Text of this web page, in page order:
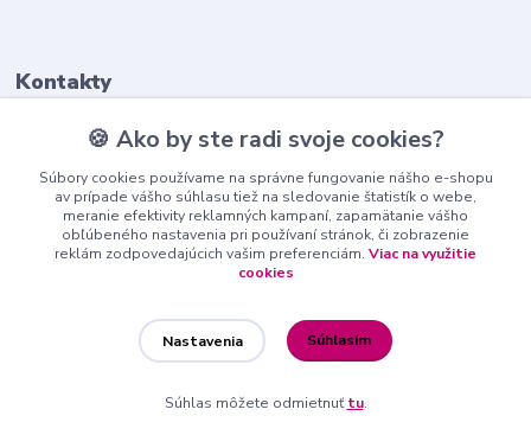
Kontakty
+421911 569 017
(Po-Pia, 8-16 hod.)
info@nndecor.sk
Vytvorené na
Eshop-rychlo.sk
🍪 Ako by ste radi svoje cookies?
Súbory cookies používame na správne fungovanie nášho e-shopu
av prípade vášho súhlasu tiež na sledovanie štatistík o webe,
meranie efektivity reklamných kampaní, zapamätanie vášho
obľúbeného nastavenia pri používaní stránok, či zobrazenie
reklám zodpovedajúcich vašim preferenciám. Viac na využitie
cookies
Nastavenia Súhlasím
Súhlas môžete odmietnuťtu.